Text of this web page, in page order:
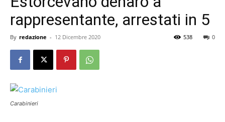
rappresentante, arrestati in 5
By redazione - 12 Dicembre 2020 0
538
Carabinieri